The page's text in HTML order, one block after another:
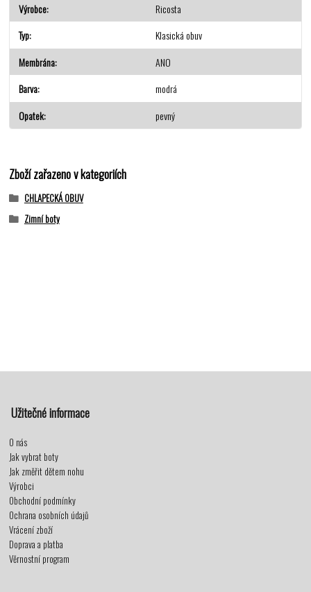
Výrobce
Ricosta
Typ
Klasická obuv
Membrána
ANO
Barva
modrá
Opatek
pevný
Zboží zařazeno v kategoriích
CHLAPECKÁ OBUV
Zimní boty
Užitečné informace
O nás
Jak vybrat boty
Jak změřit dětem nohu
Výrobci
Obchodní podmínky
Ochrana osobních údajů
Vrácení zboží
Doprava a platba
Věrnostní program